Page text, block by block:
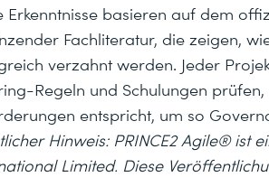
Erkenntnisse basieren auf dem
Fachliteratur, die zeigen,
verzahnt werden. Jeder
Regeln und Schulungen
entspricht, um so
Hinweis: PRINCE2 Agile® ist
Limited. Diese